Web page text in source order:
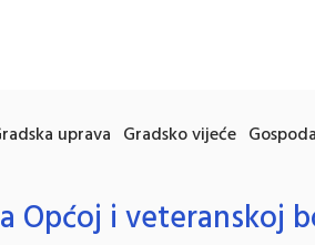
uprava Gradsko vijeće
Općoj i veteranskoj